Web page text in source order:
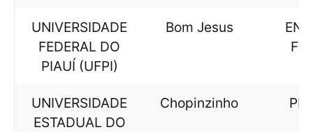
UNIVERSIDADE
FEDERAL DO
PIAUÍ (UFPI)
Bom Jesus
UNIVERSIDADE
ESTADUAL DO
Chopinzinho